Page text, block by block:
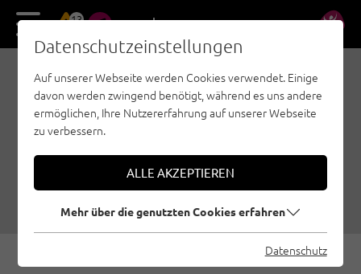
13 DE EN
LUKAS KNAPP LÄSST
KINDERAUGEN DER
KRAXLFREUNDE
STRAHLEN
02.07.2018 | Erstellt vonStefanie Knoll | Familienklettern, Allgemein
Datenschutzeinstellungen
Auf unserer Webseite werden Cookies verwendet. Einige
davon werden zwingend benötigt, während es uns andere
ermöglichen, Ihre Nutzererfahrung auf unserer Webseite
zu verbessern.
ALLE AKZEPTIEREN
Mehr über die genutzten Cookies erfahren
Datenschutz